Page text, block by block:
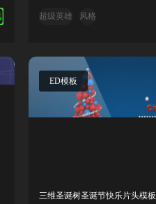
超级英雄 风格
ED模板
三维圣诞树圣诞节快乐片头模板